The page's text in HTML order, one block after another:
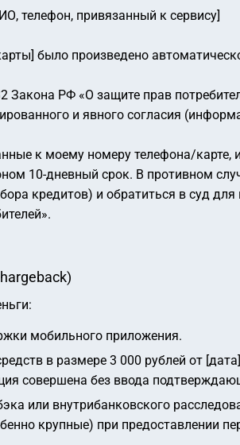
телефон, привязанный к сервису]
было произведено
РФ «О защите прав
и явного согласия
к моему номеру телефона/карте,
10-дневный срок. В противном
кредитов) и обратиться в суд
мобильного приложения.
в размере 3 000 рублей от
совершена без ввода
или внутрибанковского
крупные) при предоставлении